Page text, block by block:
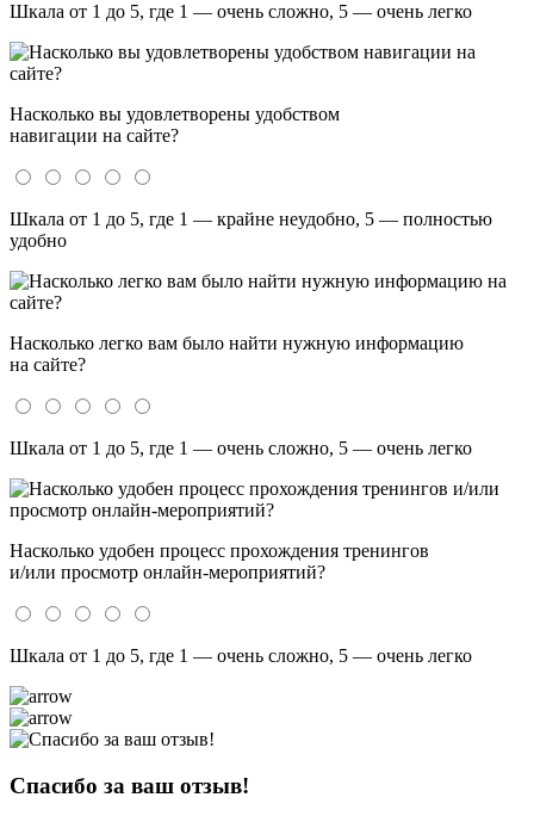
Шкала от 1 до 5, где 1 — очень сложно, 5 — очень легко
Насколько вы удовлетворены удобством
навигации на сайте?
Шкала от 1 до 5, где 1 — крайне неудобно, 5 — полностью
удобно
Насколько легко вам было найти нужную информацию
на сайте?
Шкала от 1 до 5, где 1 — очень сложно, 5 — очень легко
Насколько удобен процесс прохождения тренингов
и/или просмотр онлайн-мероприятий?
Шкала от 1 до 5, где 1 — очень сложно, 5 — очень легко
Спасибо за ваш отзыв!